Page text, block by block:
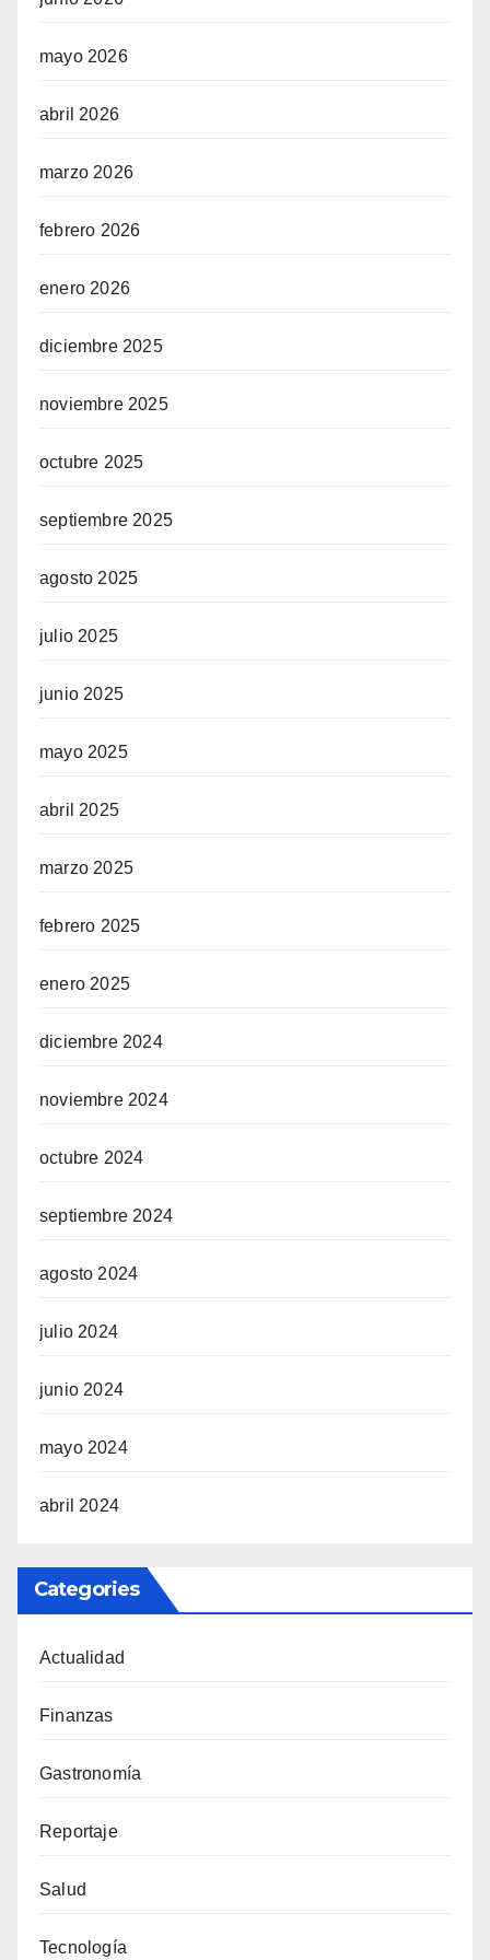
mayo 2026
abril 2026
marzo 2026
febrero 2026
enero 2026
diciembre 2025
noviembre 2025
octubre 2025
septiembre 2025
agosto 2025
julio 2025
junio 2025
mayo 2025
abril 2025
marzo 2025
febrero 2025
enero 2025
diciembre 2024
noviembre 2024
octubre 2024
septiembre 2024
agosto 2024
julio 2024
junio 2024
mayo 2024
abril 2024
Categories
Actualidad
Finanzas
Gastronomía
Reportaje
Salud
Tecnología